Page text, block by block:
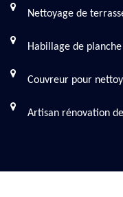
Nettoyage de
Habillage de
Couvreur pour
Artisan rénovation